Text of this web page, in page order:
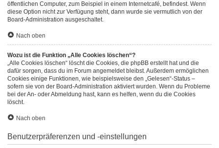
öffentlichen Computer, zum Beispiel in einem Internetcafé, befindest. Wenn
diese Option nicht zur Verfügung steht, dann wurde sie vermutlich von der
Board-Administration ausgeschaltet.
Nach oben
Wozu ist die Funktion „Alle Cookies löschen“?
„Alle Cookies löschen“ löscht die Cookies, die phpBB erstellt hat und die
dafür sorgen, dass du im Forum angemeldet bleibst. Außerdem ermöglichen
Cookies einige Funktionen, wie beispielsweise den „Gelesen“-Status –
sofern sie von der Board-Administration aktiviert wurden. Wenn du Probleme
bei der An- oder Abmeldung hast, kann es helfen, wenn du die Cookies
löscht.
Nach oben
Benutzerpräferenzen und -einstellungen